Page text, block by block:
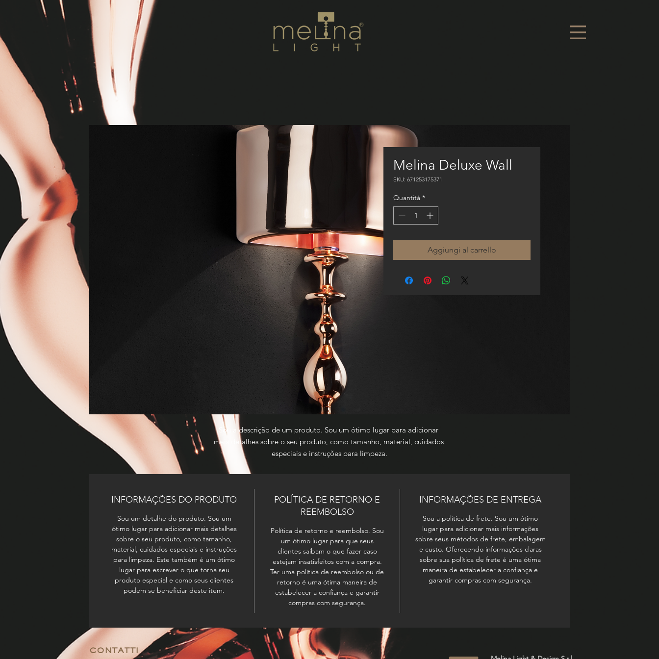
Melina Deluxe Wall
SKU: 671253175371
Quantità *
Aggiungi al carrello
Sou a descrição de um produto. Sou um ótimo lugar para adicionar
mais detalhes sobre o seu produto, como tamanho, material, cuidados
especiais e instruções para limpeza.
INFORMAÇÕES DO PRODUTO
Sou um detalhe do produto. Sou um
ótimo lugar para adicionar mais detalhes
sobre o seu produto, como tamanho,
material, cuidados especiais e instruções
para limpeza. Este também é um ótimo
lugar para escrever o que torna seu
produto especial e como seus clientes
podem se beneficiar deste item.
POLÍTICA DE RETORNO E
REEMBOLSO
Política de retorno e reembolso. Sou
um ótimo lugar para que seus
clientes saibam o que fazer caso
estejam insatisfeitos com a compra.
Ter uma política de reembolso ou de
retorno é uma ótima maneira de
estabelecer a confiança e garantir
compras com segurança.
INFORMAÇÕES DE ENTREGA
Sou a política de frete. Sou um ótimo
lugar para adicionar mais informações
sobre seus métodos de frete, embalagem
e custo. Oferecendo informações claras
sobre sua política de frete é uma ótima
maneira de estabelecer a confiança e
garantir compras com segurança.
CONTATTI